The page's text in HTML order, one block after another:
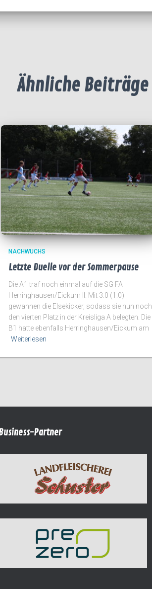
Ähnliche Beiträge
NACHWUCHS
Letzte Duelle vor der Sommerpause
Die A1 traf noch einmal auf die SG FA
Herringhausen/Eickum II. Mit 3:0 (1:0)
gewannen die Elsekicker, sodass sie nun noch
den vierten Platz in der Kreisliga A belegten. Die
B1 hatte ebenfalls Herringhausen/Eickum am
Weiterlesen
Partner